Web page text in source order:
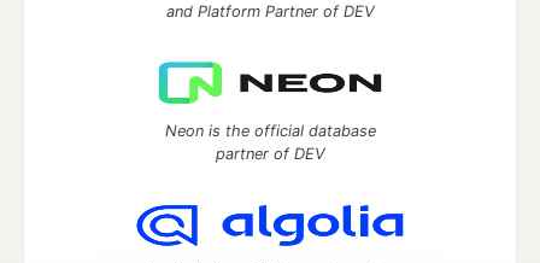
and Platform Partner of DEV
Neon is the official database
partner of DEV